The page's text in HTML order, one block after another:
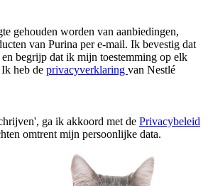
gehouden worden van aanbiedingen,
van Purina per e-mail. Ik bevestig dat
begrijp dat ik mijn toestemming op elk
heb de privacyverklaring van Nestlé
ga ik akkoord met de Privacybeleid
omtrent mijn persoonlijke data.